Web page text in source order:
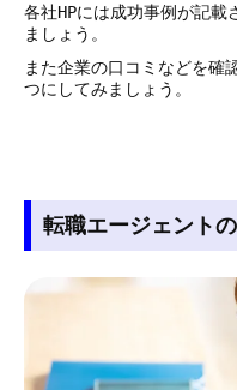
各社HPには成功事例が記
ましょう。
また企業の口コミなどを確
つにしてみましょう。
転職エージェ